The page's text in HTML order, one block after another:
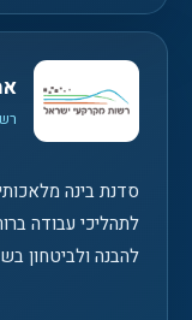
סדנת בינה
לתהליכי עבודה
להבנה ולביטחון